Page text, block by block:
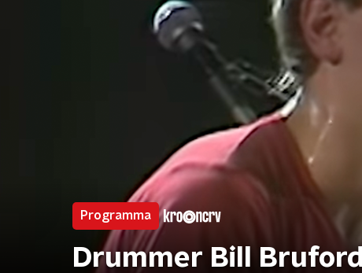
Programma
Drummer Bill